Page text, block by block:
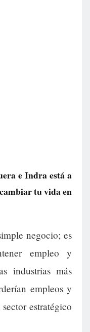
e Indra está a
tu vida en
negocio; es
empleo y
industrias más
empleos y
estratégico